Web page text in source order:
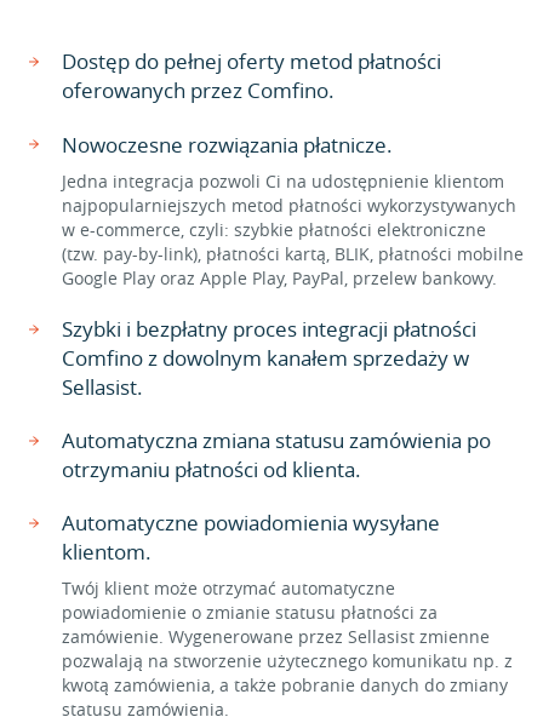
Dostęp do pełnej oferty metod płatności
oferowanych przez Comfino.
Nowoczesne rozwiązania płatnicze.
Jedna integracja pozwoli Ci na udostępnienie klientom
najpopularniejszych metod płatności wykorzystywanych
w e-commerce, czyli: szybkie płatności elektroniczne
(tzw. pay-by-link), płatności kartą, BLIK, płatności mobilne
Google Play oraz Apple Play, PayPal, przelew bankowy.
Szybki i bezpłatny proces integracji płatności
Comfino z dowolnym kanałem sprzedaży w
Sellasist.
Automatyczna zmiana statusu zamówienia po
otrzymaniu płatności od klienta.
Automatyczne powiadomienia wysyłane
klientom.
Twój klient może otrzymać automatyczne
powiadomienie o zmianie statusu płatności za
zamówienie. Wygenerowane przez Sellasist zmienne
pozwalają na stworzenie użytecznego komunikatu np. z
kwotą zamówienia, a także pobranie danych do zmiany
statusu zamówienia.